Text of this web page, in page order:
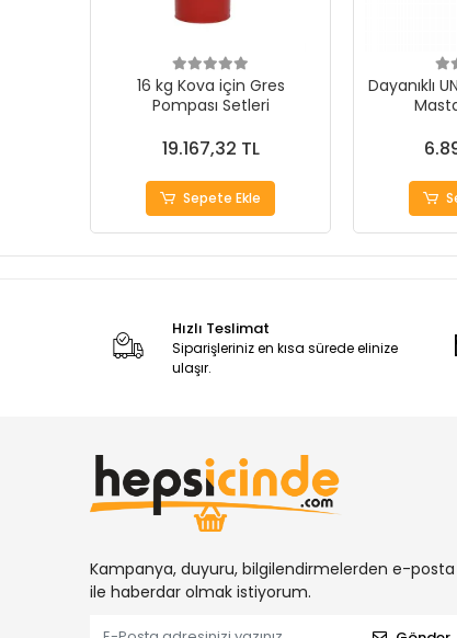
16 kg Kova için Gres
Pompası Setleri
19.167,32 TL
Sepete Ekle
Dayanıklı
Hızlı Teslimat
Siparişleriniz en kısa sürede elinize
ulaşır.
Kampanya, duyuru, bilgilendirmelerden e-posta
ile haberdar olmak istiyorum.